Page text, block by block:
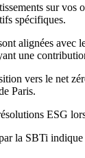
sur
spécifiques.
alignées
une
vers le net
Paris.
ESG
la SBTi